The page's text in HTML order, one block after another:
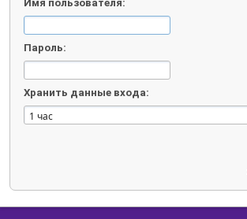
Имя пользователя:
Пароль:
Хранить данные входа: